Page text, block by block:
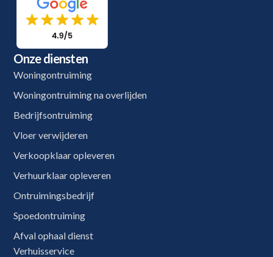
Onze diensten
Woningontruiming
Woningontruiming na overlijden
Bedrijfsontruiming
Vloer verwijderen
Verkoopklaar opleveren
Verhuurklaar opleveren
Ontruimingsbedrijf
Spoedontruiming
Afval ophaal dienst
Verhuisservice